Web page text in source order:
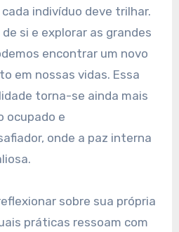
indivíduo deve trilhar.
si e explorar as grandes
encontrar um novo
em nossas vidas. Essa
torna-se ainda mais
ocupado e
onde a paz interna
sobre sua própria
práticas ressoam com